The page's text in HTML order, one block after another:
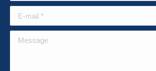
E-mail *
Message